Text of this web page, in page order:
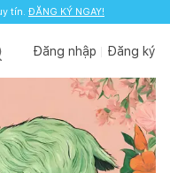
tín. ĐĂNG KÝ NGAY!
Đăng nhập Đăng ký